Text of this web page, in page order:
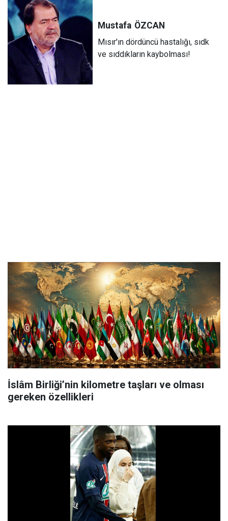
Mustafa ÖZCAN
Mısır'ın dördüncü hastalığı, sıdk
ve sıddıkların kaybolması!
İslâm Birliği’nin kilometre taşları ve olması
gereken özellikleri